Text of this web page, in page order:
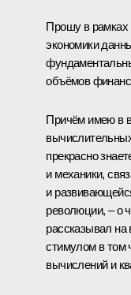
Прошу в рамках
экономики
объёмов
Причём имею в
прекрасно
и механики,
и
революции, – о
рассказывал на
стимулом в том
вычислений и